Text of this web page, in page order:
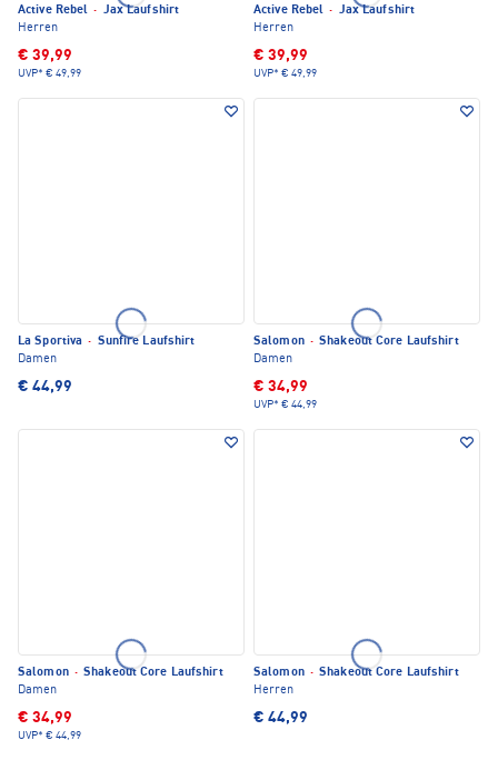
Active Rebel · Jax Laufshirt
Herren
€ 39,99
UVP* € 49,99
Active Rebel · Jax Laufshirt
Herren
€ 39,99
UVP* € 49,99
La Sportiva · Sunfire Laufshirt
Damen
€ 44,99
Salomon · Shakeout Core Laufshirt
Damen
€ 34,99
UVP* € 44,99
Salomon · Shakeout Core Laufshirt
Damen
€ 34,99
UVP* € 44,99
Salomon · Shakeout Core Laufshirt
Herren
€ 44,99